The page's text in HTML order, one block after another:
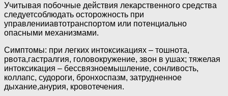
Учитывая побочные действия лекарственного средства
следуетсоблюдать осторожность при
управленииавтотранспортом или потенциально
опасными механизмами.
Симптомы: при легких интоксикациях – тошнота,
рвота,гастралгия, головокружение, звон в ушах; тяжелая
интоксикация – бессвязноемышление, сонливость,
коллапс, судороги, бронхоспазм, затрудненное
дыхание,анурия, кровотечения.